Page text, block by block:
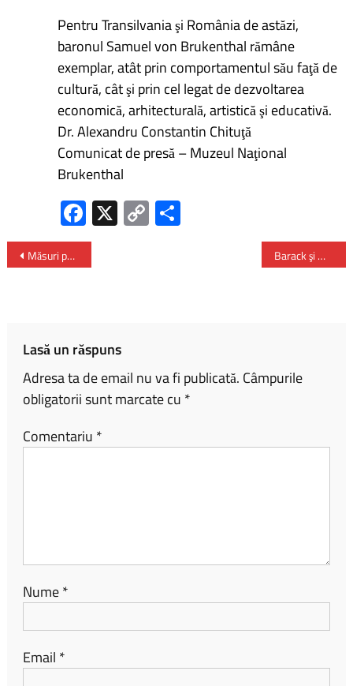
Pentru Transilvania şi România de astăzi,
baronul Samuel von Brukenthal rămâne
exemplar, atât prin comportamentul său faţă de
cultură, cât şi prin cel legat de dezvoltarea
economică, arhitecturală, artistică şi educativă.
Dr. Alexandru Constantin Chituţă
Comunicat de presă – Muzeul Naţional
Brukenthal
Fa
ce
b
X C
o
Măsuri pentru desfăşurarea alegerilor prezidenţiale și parlamentare – aprobate de Guvern Barack şi Michelle Obama anunţă că o susţin pe Kamala Harris pentru preşedinţia SUA
Lasă un răspuns
Adresa ta de email nu va fi publicată. Câmpurile
obligatorii sunt marcate cu *
Comentariu *
Nume*
Email *